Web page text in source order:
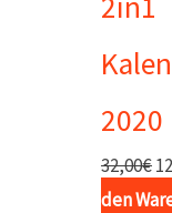
2020
32,00€
den